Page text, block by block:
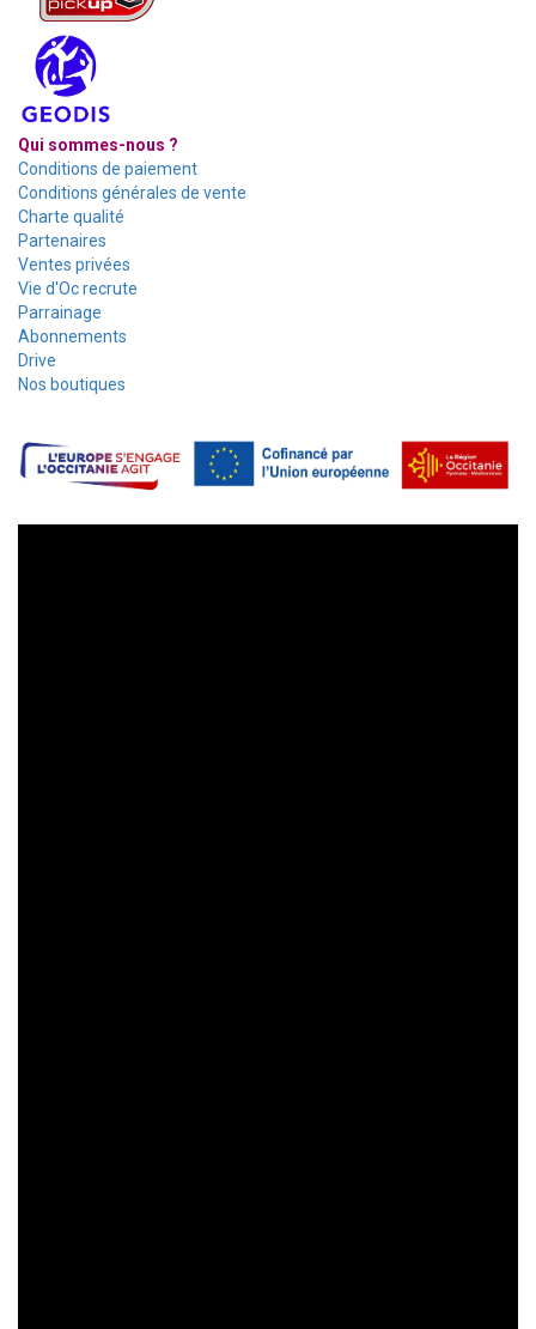
Qui sommes-nous ?
Conditions de paiement
Conditions générales de vente
Charte qualité
Partenaires
Ventes privées
Vie d'Oc recrute
Parrainage
Abonnements
Drive
Nos boutiques